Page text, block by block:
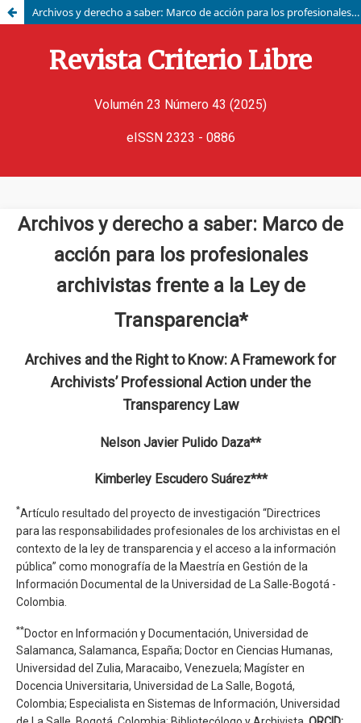
Archivos y derecho a saber: Marco de acción para los profesionales archivistas frente a la Ley de Transparencia.